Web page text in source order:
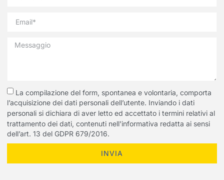
La compilazione del form, spontanea e volontaria, comporta
l’acquisizione dei dati personali dell’utente. Inviando i dati
personali si dichiara di aver letto ed accettato i termini relativi al
trattamento dei dati, contenuti nell'informativa redatta ai sensi
dell’art. 13 del GDPR 679/2016.
INVIA